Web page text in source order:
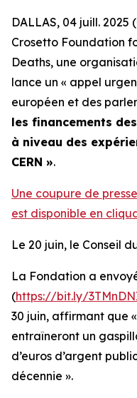
DALLAS, 04 juill. 2025
Crosetto Foundation
Deaths, une
lance un « appel
européen et des
les financements
à niveau des
CERN ».
Une coupure de
est disponible en
Le 20 juin, le Conseil
La Fondation a
(https://bit.ly/
30 juin, affirmant que «
entraîneront un
d’euros d’argent
décennie ».